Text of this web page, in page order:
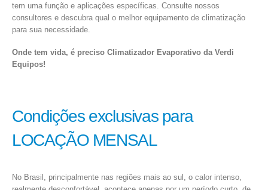
tem uma função e aplicações específicas. Consulte nossos
consultores e descubra qual o melhor equipamento de climatização
para sua necessidade.
Onde tem vida, é preciso Climatizador Evaporativo da Verdi
Equipos!
Condições exclusivas para
LOCAÇÃO MENSAL
No Brasil, principalmente nas regiões mais ao sul, o calor intenso,